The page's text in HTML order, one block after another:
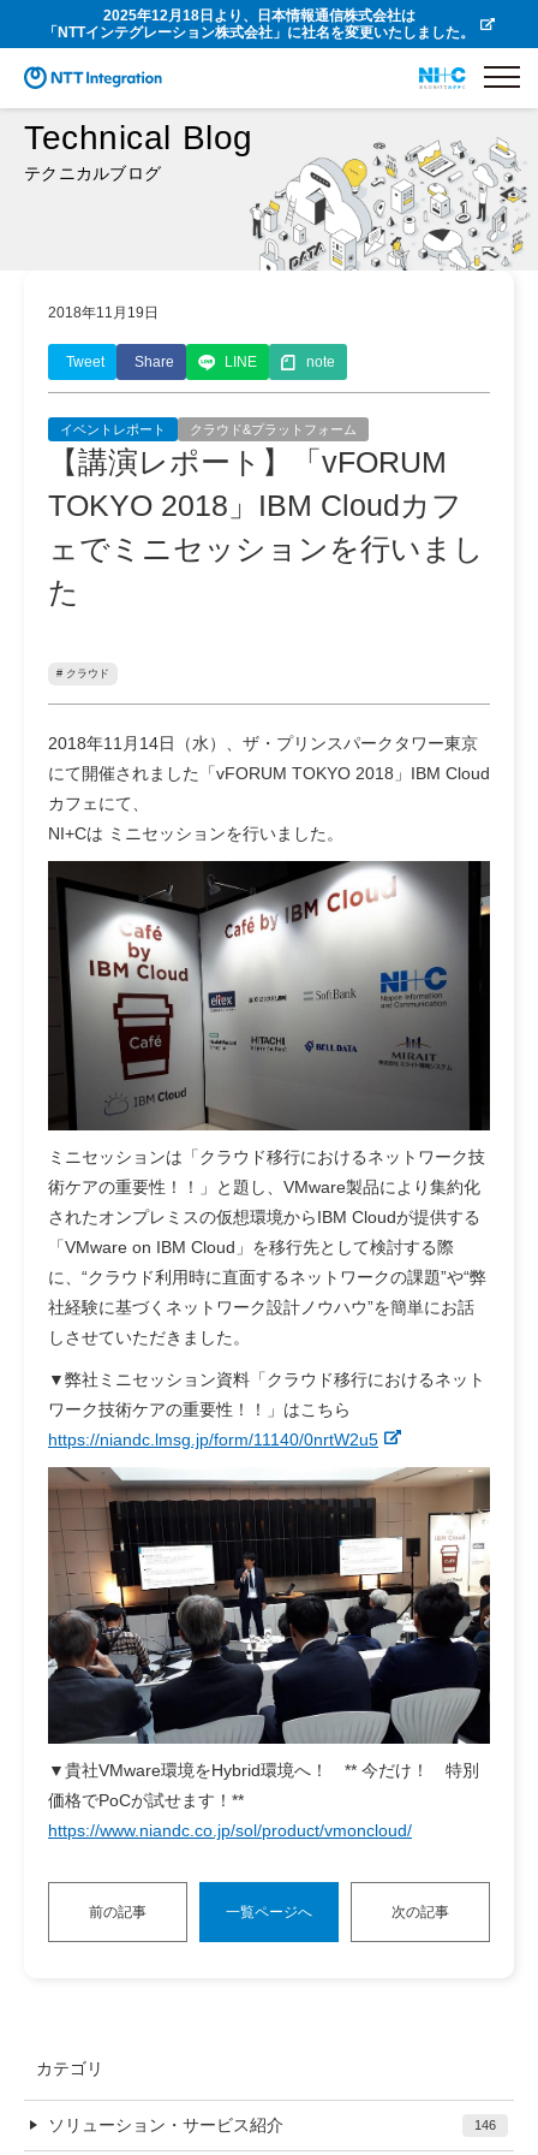
2025年12月18日より、日本情報通信株式会社は
「NTTインテグレーション株式会社」に社名を変更いたしました。
Technical Blog
テクニカルブログ
2018年11月19日
Tweet Share LINE note
イベントレポート クラウド&プラットフォーム
【講演レポート】「vFORUM
TOKYO 2018」IBM Cloudカフ
ェでミニセッションを行いまし
た
# クラウド
2018年11月14日（水）、ザ・プリンスパークタワー東京
にて開催されました「vFORUM TOKYO 2018」IBM Cloud
カフェにて、
NI+Cは ミニセッションを行いました。
ミニセッションは「クラウド移行におけるネットワーク技
術ケアの重要性！！」と題し、VMware製品により集約化
されたオンプレミスの仮想環境からIBM Cloudが提供する
「VMware on IBM Cloud」を移行先として検討する際
に、 “クラウド利用時に直面するネットワークの課題”や“弊
社経験に基づくネットワーク設計ノウハウ”を簡単にお話
しさせていただきました。
▼弊社ミニセッション資料「クラウド移行におけるネット
ワーク技術ケアの重要性！！」はこちら
https://niandc.lmsg.jp/form/11140/0nrtW2u5
▼貴社VMware環境をHybrid環境へ！ ** 今だけ！ 特別
価格でPoCが試せます！**
https://www.niandc.co.jp/sol/product/vmoncloud/
前の記事 一覧ページへ 次の記事
カテゴリ
ソリューション・サービス紹介 146